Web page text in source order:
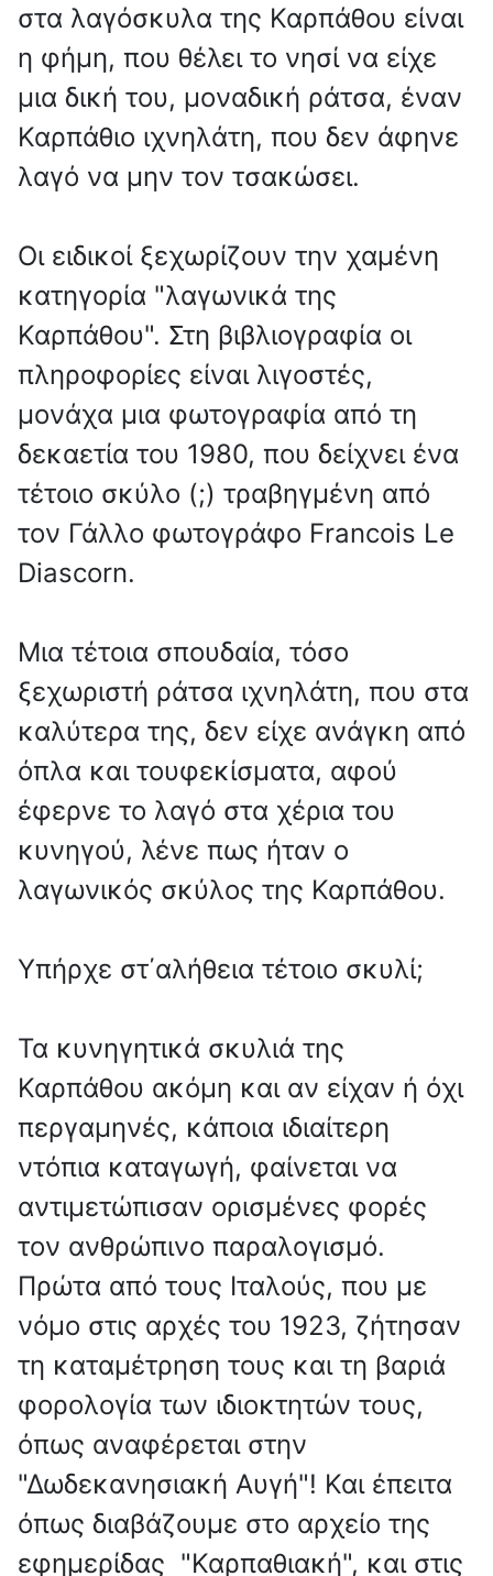
στα λαγόσκυλα της Καρπάθου είναι
η φήμη, που θέλει το νησί να είχε
μια δική του, μοναδική ράτσα, έναν
Καρπάθιο ιχνηλάτη, που δεν άφηνε
λαγό να μην τον τσακώσει.
Οι ειδικοί ξεχωρίζουν την χαμένη
κατηγορία "λαγωνικά της
Καρπάθου". Στη βιβλιογραφία οι
πληροφορίες είναι λιγοστές,
μονάχα μια φωτογραφία από τη
δεκαετία του 1980, που δείχνει ένα
τέτοιο σκύλο (;) τραβηγμένη από
τον Γάλλο φωτογράφο Francois Le
Diascorn.
Μια τέτοια σπουδαία, τόσο
ξεχωριστή ράτσα ιχνηλάτη, που στα
καλύτερα της, δεν είχε ανάγκη από
όπλα και τουφεκίσματα, αφού
έφερνε το λαγό στα χέρια του
κυνηγού, λένε πως ήταν ο
λαγωνικός σκύλος της Καρπάθου.
Υπήρχε στ΄αλήθεια τέτοιο σκυλί;
Τα κυνηγητικά σκυλιά της
Καρπάθου ακόμη και αν είχαν ή όχι
περγαμηνές, κάποια ιδιαίτερη
ντόπια καταγωγή, φαίνεται να
αντιμετώπισαν ορισμένες φορές
τον ανθρώπινο παραλογισμό.
Πρώτα από τους Ιταλούς, που με
νόμο στις αρχές του 1923, ζήτησαν
τη καταμέτρηση τους και τη βαριά
φορολογία των ιδιοκτητών τους,
όπως αναφέρεται στην
"Δωδεκανησιακή Αυγή"! Και έπειτα
όπως διαβάζουμε στο αρχείο της
εφημερίδας "Καρπαθιακή", και στις